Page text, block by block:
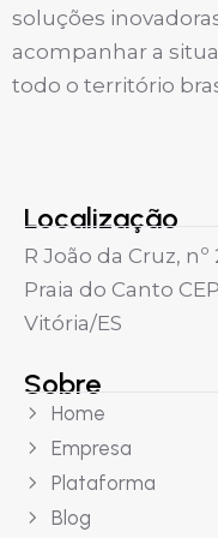
soluções
acompanhar a
todo o território
Localização
R João da Cruz, nº
Praia do Canto
Vitória/ES
Sobre
Home
Empresa
Plataforma
Blog